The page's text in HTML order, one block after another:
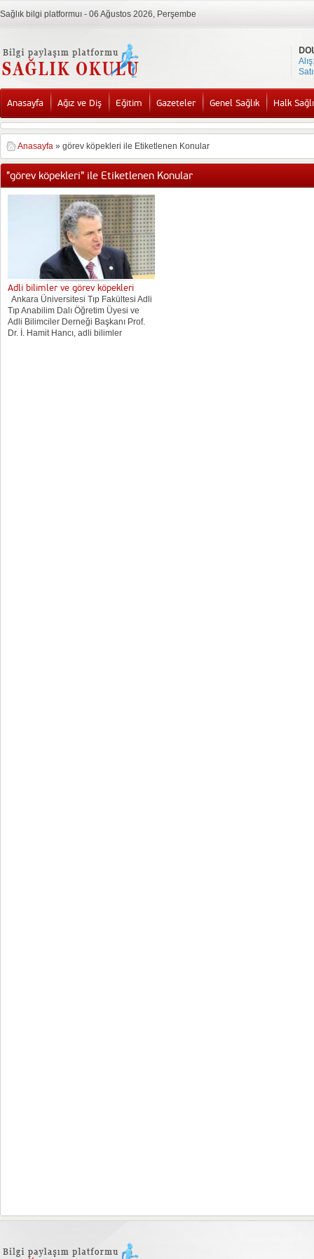
Sağlık bilgi platformuı - 06 Ağustos 2026, Perşembe
Alış:
Anasayfa Ağız ve Diş Eğitim Gazeteler Genel Sağlık Halk
Anasayfa » görev köpekleri ile Etiketlenen Konular
"görev köpekleri" ile Etiketlenen Konular
Adli bilimler ve görev köpekleri
Ankara Üniversitesi Tıp Fakültesi Adli
Tıp Anabilim Dalı Öğretim Üyesi ve
Adli Bilimciler Derneği Başkanı Prof.
Dr. İ. Hamit Hancı, adli bilimler